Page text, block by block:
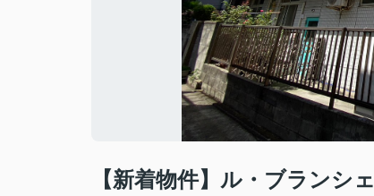
【新着物件】ル・ブランシェ